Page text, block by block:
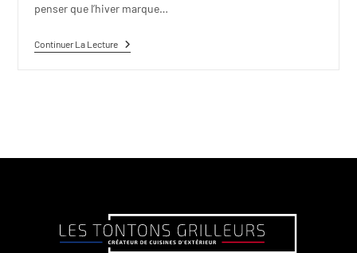
penser que l’hiver marque…
Continuer La Lecture